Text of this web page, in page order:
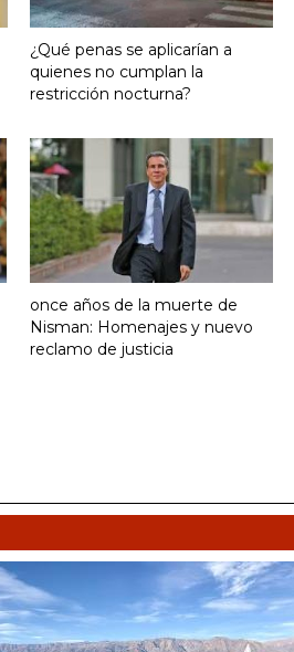
¿Qué penas se aplicarían a
quienes no cumplan la
restricción nocturna?
once años de la muerte de
Nisman: Homenajes y nuevo
reclamo de justicia